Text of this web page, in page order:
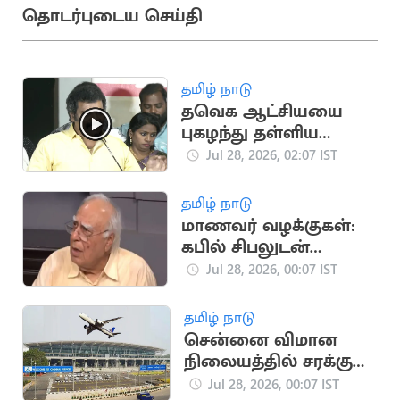
தொடர்புடைய செய்தி
தமிழ் நாடு
தவெக ஆட்சியயை
புகழந்து தள்ளிய
இயக்குநர் ரவி மரியா
Jul 28, 2026, 02:07 IST
தமிழ் நாடு
மாணவர் வழக்குகள்:
கபில் சிபலுடன்
சிஜேபி ஆலோசனை
Jul 28, 2026, 00:07 IST
தமிழ் நாடு
சென்னை விமான
நிலையத்தில் சரக்கு
போக்குவரத்து உச்சம்:
Jul 28, 2026, 00:07 IST